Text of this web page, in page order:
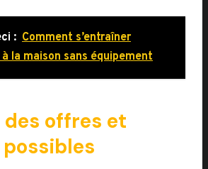
: Comment s’entraîner
la maison sans équipement
offres et